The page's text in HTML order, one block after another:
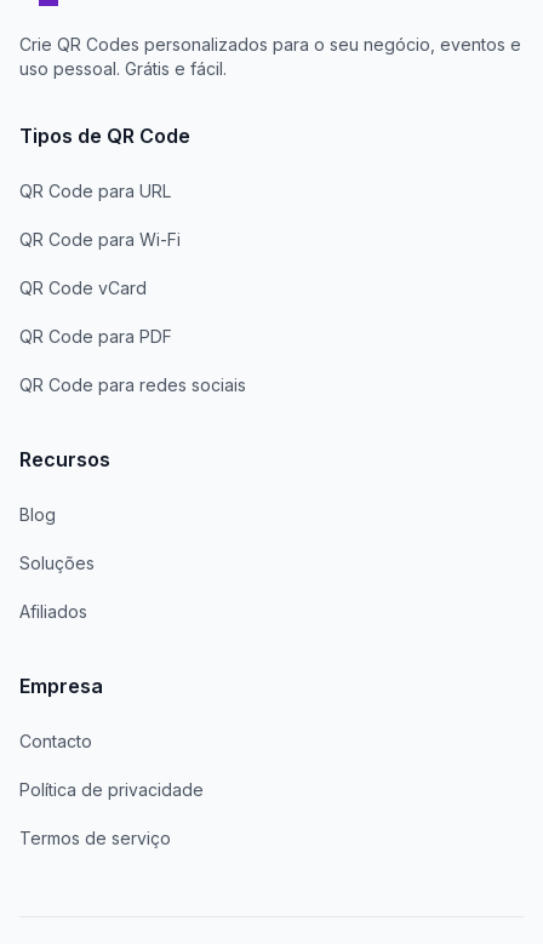
Crie QR Codes personalizados para o seu negócio, eventos e
uso pessoal. Grátis e fácil.
Tipos de QR Code
QR Code para URL
QR Code para Wi-Fi
QR Code vCard
QR Code para PDF
QR Code para redes sociais
Recursos
Blog
Soluções
Afiliados
Empresa
Contacto
Política de privacidade
Termos de serviço